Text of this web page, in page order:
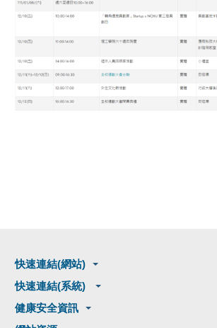
快速連結(網站)
快速連結(系統)
健康安全資訊